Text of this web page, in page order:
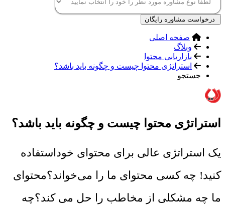
درخواست مشاوره رایگان
صفحه اصلی
وبلاگ
بازاریابی محتوا
استراتژی محتوا چیست و چگونه باید باشد؟
جستجو
استراتژی محتوا چیست و چگونه باید باشد؟
یک استراتژی عالی برای محتوای خوداستفاده
کنید! چه کسی محتوای ما را می‌خواند؟محتوای
ما چه مشکلی از مخاطب را حل می کند؟چه